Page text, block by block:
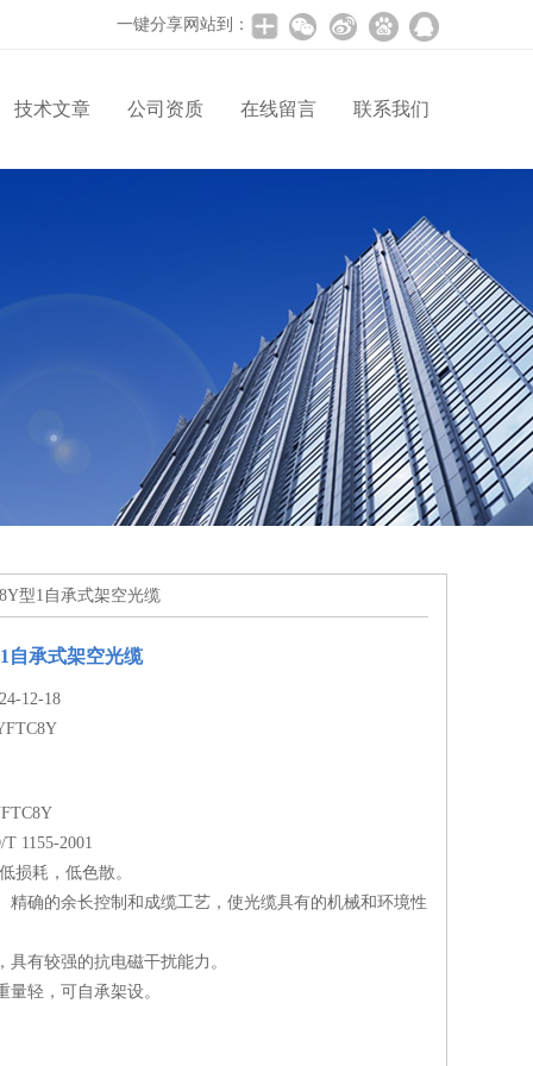
一键分享网站到：
技术文章 公司资质 在线留言 联系我们
型1自承式架空光缆
自承式架空光缆
12-18
1155-2001
损耗，低色散。
确的余长控制和成缆工艺，使光缆具有的机械和环境性
有较强的抗电磁干扰能力。
轻，可自承架设。